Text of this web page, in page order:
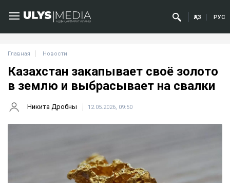
ҚАЗ РУС
Главная Новости
Казахстан закапывает своё золото
в землю и выбрасывает на свалки
Никита Дробны 12.05.2026, 09:50